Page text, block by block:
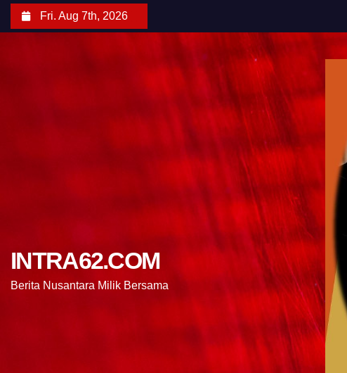
Fri. Aug 7th, 2026
INTRA62.COM
Berita Nusantara Milik Bersama